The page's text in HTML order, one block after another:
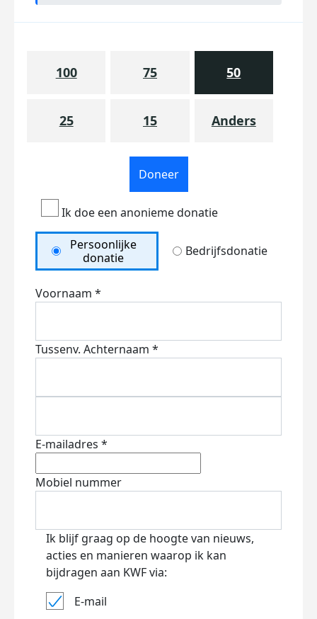
100 75 50
25 15 Anders
Doneer
Ik doe een anonieme donatie
Persoonlijke
donatie
Bedrijfsdonatie
Voornaam *
Tussenv. Achternaam *
E-mailadres *
Mobiel nummer
Ik blijf graag op de hoogte van nieuws,
acties en manieren waarop ik kan
bijdragen aan KWF via:
E-mail